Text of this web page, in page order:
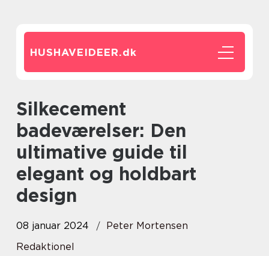
HUSHAVEIDEER.dk
Silkecement
badeværelser: Den
ultimative guide til
elegant og holdbart
design
08 januar 2024
Peter Mortensen
Redaktionel